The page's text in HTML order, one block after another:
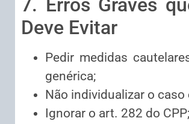
7. Erros Graves
Deve Evitar
Pedir medidas
genérica;
Não individualizar o caso
Ignorar o art. 282 do CPP;